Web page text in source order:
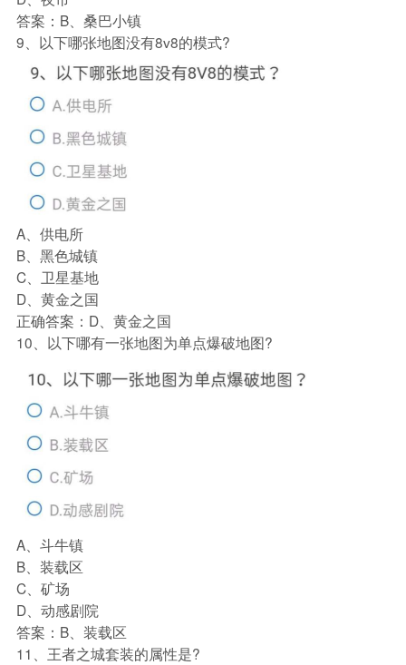
答案：B、桑巴小镇
9、以下哪张地图没有8v8的模式?
A、供电所
B、黑色城镇
C、卫星基地
D、黄金之国
正确答案：D、黄金之国
10、以下哪有一张地图为单点爆破地图?
A、斗牛镇
B、装载区
C、矿场
D、动感剧院
答案：B、装载区
11、王者之城套装的属性是?